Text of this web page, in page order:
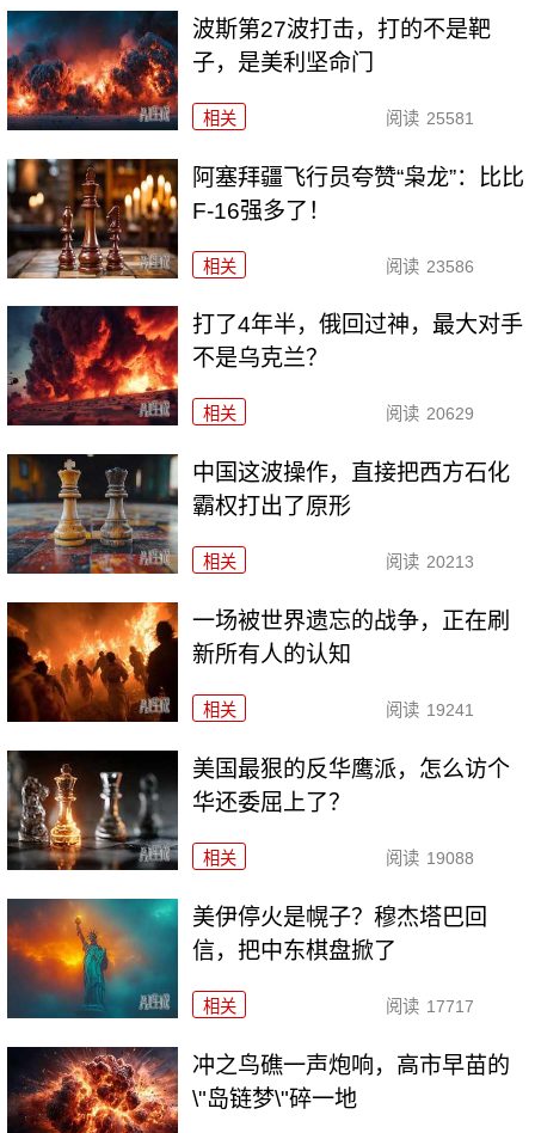
波斯第27波打击，打的不是靶
子，是美利坚命门
相关 阅读 25581
阿塞拜疆飞行员夸赞“枭龙”：比比
F-16强多了！
相关 阅读 23586
打了4年半，俄回过神，最大对手
不是乌克兰？
相关 阅读 20629
中国这波操作，直接把西方石化
霸权打出了原形
相关 阅读 20213
一场被世界遗忘的战争，正在刷
新所有人的认知
相关 阅读 19241
美国最狠的反华鹰派，怎么访个
华还委屈上了？
相关 阅读 19088
美伊停火是幌子？穆杰塔巴回
信，把中东棋盘掀了
相关 阅读 17717
冲之鸟礁一声炮响，高市早苗的
\"岛链梦\"碎一地